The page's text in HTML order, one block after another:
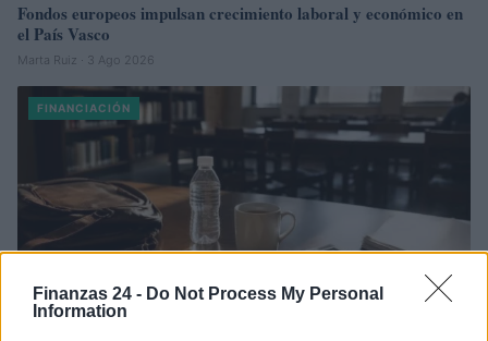
Finanzas 24 - Do Not Process My Personal
Information
Fondos europeos impulsan crecimiento laboral y económico en
el País Vasco
Marta Ruiz · 3 Ago 2026
FINANCIACIÓN